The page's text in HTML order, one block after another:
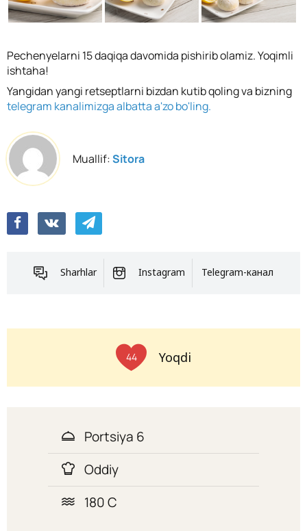
Pechenyelarni 15 daqiqa davomida pishirib olamiz. Yoqimli
ishtaha!
Yangidan yangi retseptlarni bizdan kutib qoling va bizning
telegram kanalimizga albatta a'zo bo'ling.
Muallif:Sitora
Sharhlar Instagram Telegram-канал
44 Yoqdi
Portsiya 6
Oddiy
180 C